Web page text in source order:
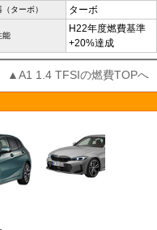
ターボ） ターボ
能
H22年度燃費基準
+20%達成
▲A1 1.4 TFSIの燃費TOPへ